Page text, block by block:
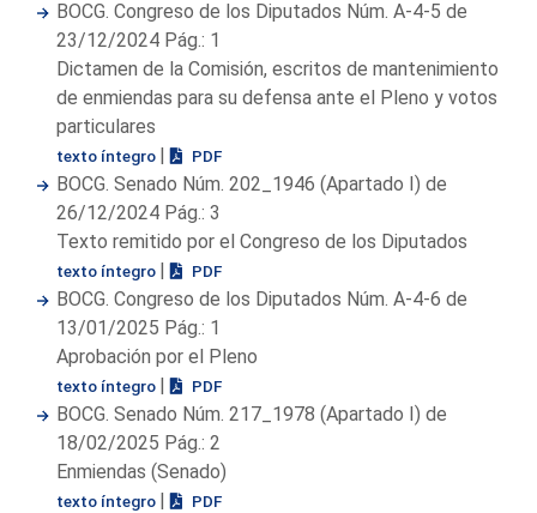
BOCG. Congreso de los Diputados Núm. A-4-5 de
23/12/2024 Pág.: 1
Dictamen de la Comisión, escritos de mantenimiento
de enmiendas para su defensa ante el Pleno y votos
particulares
texto íntegro | PDF
BOCG. Senado Núm. 202_1946 (Apartado I) de
26/12/2024 Pág.: 3
Texto remitido por el Congreso de los Diputados
texto íntegro | PDF
BOCG. Congreso de los Diputados Núm. A-4-6 de
13/01/2025 Pág.: 1
Aprobación por el Pleno
texto íntegro | PDF
BOCG. Senado Núm. 217_1978 (Apartado I) de
18/02/2025 Pág.: 2
Enmiendas (Senado)
texto íntegro | PDF